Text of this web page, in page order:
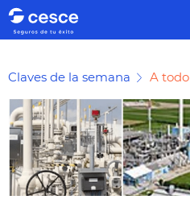
Claves de la semana A